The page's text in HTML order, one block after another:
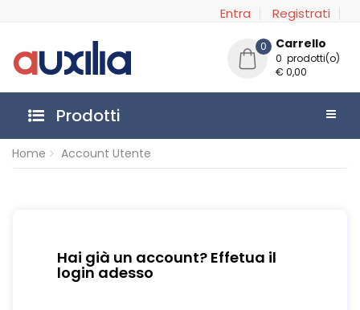
Entra Registrati
0 Carrello
0 prodotti(o)
€ 0,00
Prodotti
Home Account Utente
Hai già un account? Effetua il
login adesso